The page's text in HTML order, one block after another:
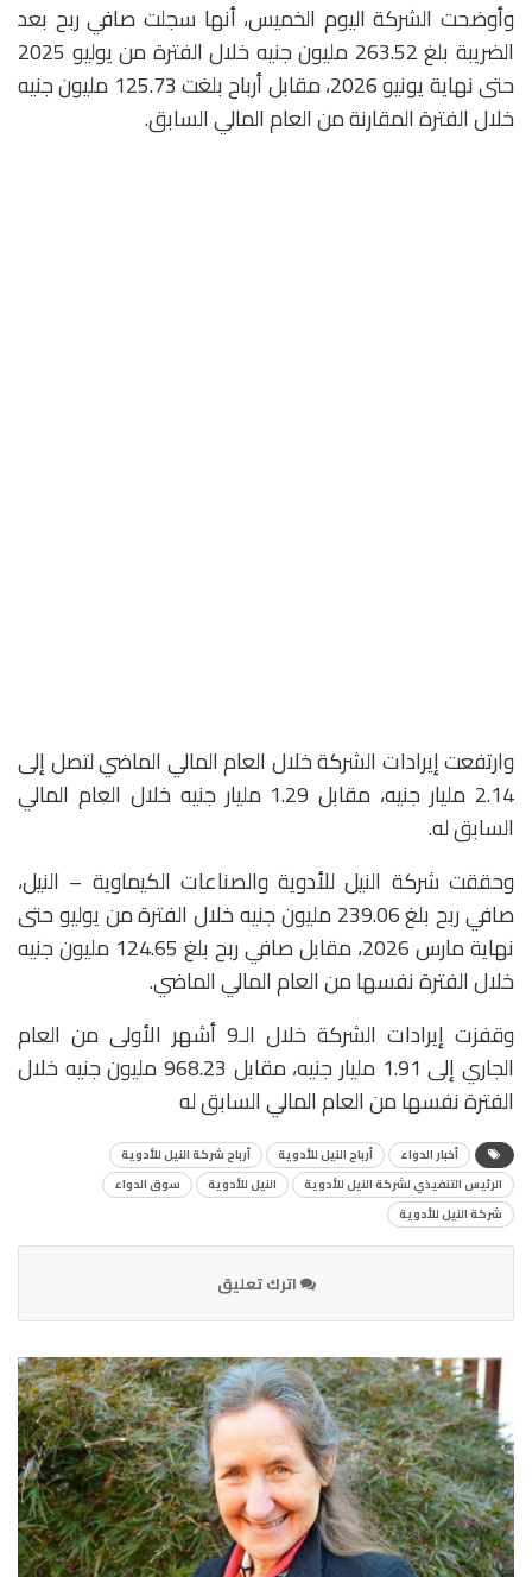
وأوضحت الشركة اليوم الخميس، أنها سجلت صافي ربح بعد
الضريبة بلغ 263.52 مليون جنيه خلال الفترة من يوليو 2025
حتى نهاية يونيو 2026، مقابل أرباح بلغت 125.73 مليون جنيه
خلال الفترة المقارنة من العام المالي السابق.
وارتفعت إيرادات الشركة خلال العام المالي الماضي لتصل إلى
2.14 مليار جنيه، مقابل 1.29 مليار جنيه خلال العام المالي
السابق له.
وحققت شركة النيل للأدوية والصناعات الكيماوية – النيل،
صافي ربح بلغ 239.06 مليون جنيه خلال الفترة من يوليو حتى
نهاية مارس 2026، مقابل صافي ربح بلغ 124.65 مليون جنيه
خلال الفترة نفسها من العام المالي الماضي.
وقفزت إيرادات الشركة خلال الـ9 أشهر الأولى من العام
الجاري إلى 1.91 مليار جنيه، مقابل 968.23 مليون جنيه خلال
الفترة نفسها من العام المالي السابق له
أخبار الدواء أرباح النيل للأدوية
أرباح شركة النيل للأدوية
الرئيس التنفيذي لشركة النيل للأدوية
النيل للأدوية
سوق الدواء
شركة النيل للأدوية
اترك تعليق